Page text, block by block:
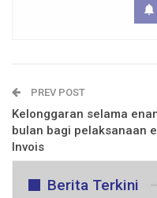
PREV POST
Kelonggaran selama
bulan bagi pelaksanaan
Invois
Berita Terkini